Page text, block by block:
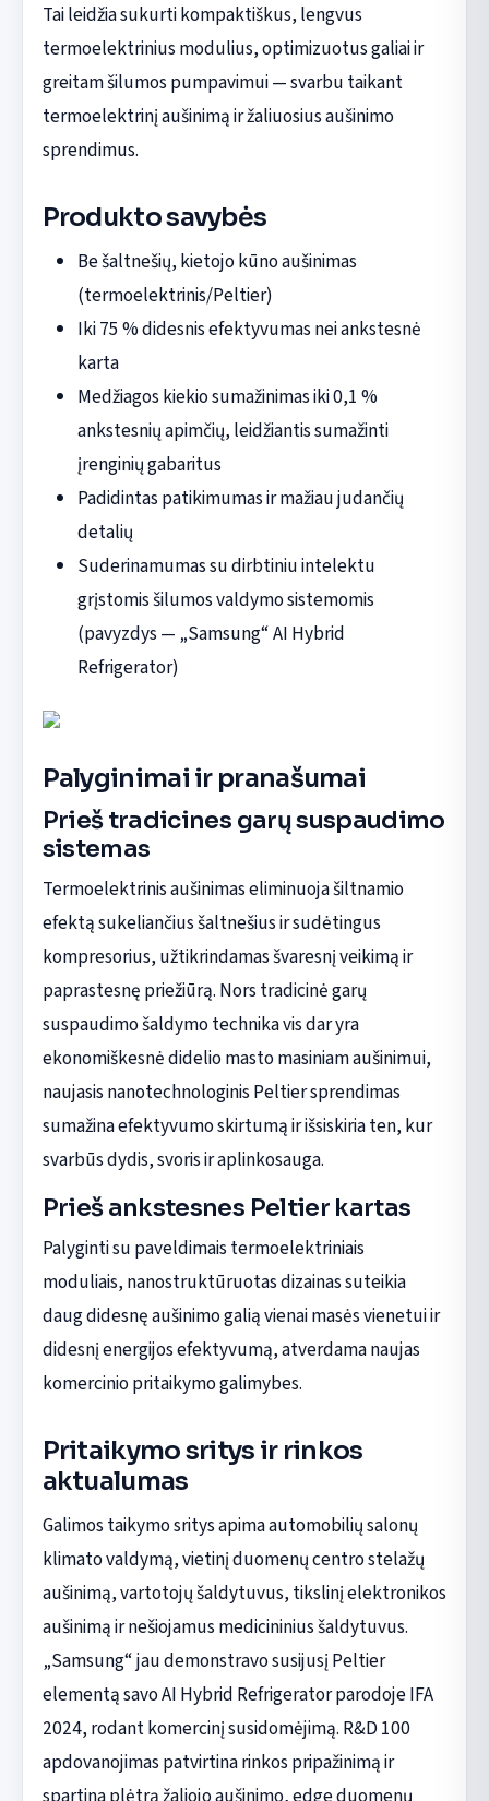
Tai leidžia sukurti kompaktiškus, lengvus
termoelektrinius modulius, optimizuotus galiai ir
greitam šilumos pumpavimui — svarbu taikant
termoelektrinį aušinimą ir žaliuosius aušinimo
sprendimus.
Produkto savybės
Be šaltnešių, kietojo kūno aušinimas
(termoelektrinis/Peltier)
Iki 75 % didesnis efektyvumas nei ankstesnė
karta
Medžiagos kiekio sumažinimas iki 0,1 %
ankstesnių apimčių, leidžiantis sumažinti
įrenginių gabaritus
Padidintas patikimumas ir mažiau judančių
detalių
Suderinamumas su dirbtiniu intelektu
grįstomis šilumos valdymo sistemomis
(pavyzdys — „Samsung“ AI Hybrid
Refrigerator)
Palyginimai ir pranašumai
Prieš tradicines garų suspaudimo
sistemas
Termoelektrinis aušinimas eliminuoja šiltnamio
efektą sukeliančius šaltnešius ir sudėtingus
kompresorius, užtikrindamas švaresnį veikimą ir
paprastesnę priežiūrą. Nors tradicinė garų
suspaudimo šaldymo technika vis dar yra
ekonomiškesnė didelio masto masiniam aušinimui,
naujasis nanotechnologinis Peltier sprendimas
sumažina efektyvumo skirtumą ir išsiskiria ten, kur
svarbūs dydis, svoris ir aplinkosauga.
Prieš ankstesnes Peltier kartas
Palyginti su paveldimais termoelektriniais
moduliais, nanostruktūruotas dizainas suteikia
daug didesnę aušinimo galią vienai masės vienetui ir
didesnį energijos efektyvumą, atverdama naujas
komercinio pritaikymo galimybes.
Pritaikymo sritys ir rinkos
aktualumas
Galimos taikymo sritys apima automobilių salonų
klimato valdymą, vietinį duomenų centro stelažų
aušinimą, vartotojų šaldytuvus, tikslinį elektronikos
aušinimą ir nešiojamus medicininius šaldytuvus.
„Samsung“ jau demonstravo susijusį Peltier
elementą savo AI Hybrid Refrigerator parodoje IFA
2024, rodant komercinį susidomėjimą. R&D 100
apdovanojimas patvirtina rinkos pripažinimą ir